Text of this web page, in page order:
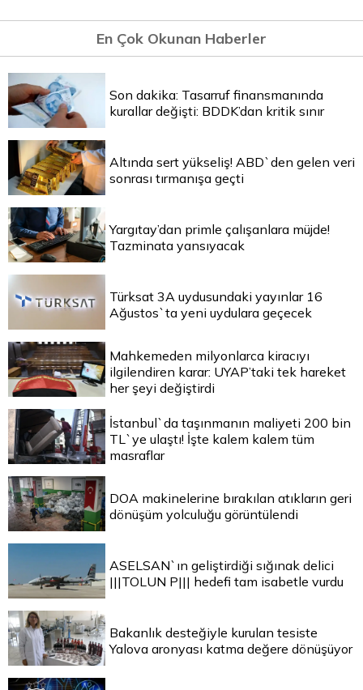
En Çok Okunan Haberler
Son dakika: Tasarruf finansmanında
kurallar değişti: BDDK’dan kritik sınır
Altında sert yükseliş! ABD`den gelen veri
sonrası tırmanışa geçti
Yargıtay’dan primle çalışanlara müjde!
Tazminata yansıyacak
Türksat 3A uydusundaki yayınlar 16
Ağustos`ta yeni uydulara geçecek
Mahkemeden milyonlarca kiracıyı
ilgilendiren karar: UYAP’taki tek hareket
her şeyi değiştirdi
İstanbul`da taşınmanın maliyeti 200 bin
TL`ye ulaştı! İşte kalem kalem tüm
masraflar
DOA makinelerine bırakılan atıkların geri
dönüşüm yolculuğu görüntülendi
ASELSAN`ın geliştirdiği sığınak delici
|||TOLUN P||| hedefi tam isabetle vurdu
Bakanlık desteğiyle kurulan tesiste
Yalova aronyası katma değere dönüşüyor